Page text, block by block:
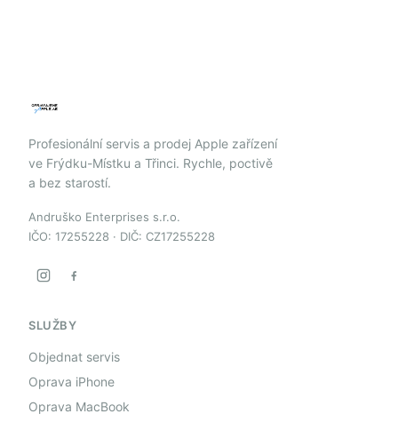
Profesionální servis a prodej Apple zařízení
ve Frýdku-Místku a Třinci. Rychle, poctivě
a bez starostí.
Andruško Enterprises s.r.o.
IČO: 17255228 · DIČ: CZ17255228
SLUŽBY
Objednat servis
Oprava iPhone
Oprava MacBook